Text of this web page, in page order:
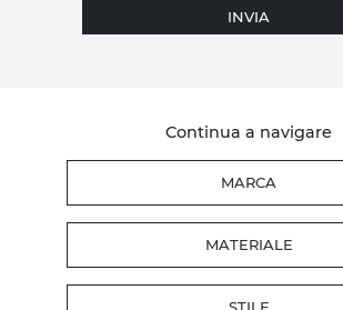
INVIA
Continua a navigare
MARCA
MATERIALE
STILE